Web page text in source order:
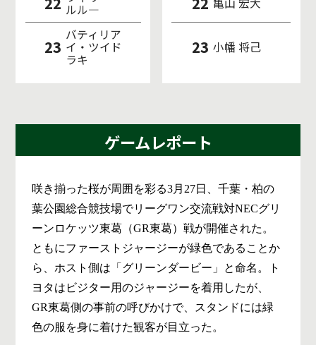
ルル―
23
バティリア
イ・ツイド
ラキ
23 小幡 将己
ゲームレポート
咲き揃った桜が周囲を彩る3月27日、千葉・柏の
葉公園総合競技場でリーグワン交流戦対NECグリ
ーンロケッツ東葛（GR東葛）戦が開催された。
ともにファーストジャージーが緑色であることか
ら、ホスト側は「グリーンダービー」と命名。ト
ヨタはビジター用のジャージーを着用したが、
GR東葛側の事前の呼びかけで、スタンドには緑
色の服を身に着けた観客が目立った。